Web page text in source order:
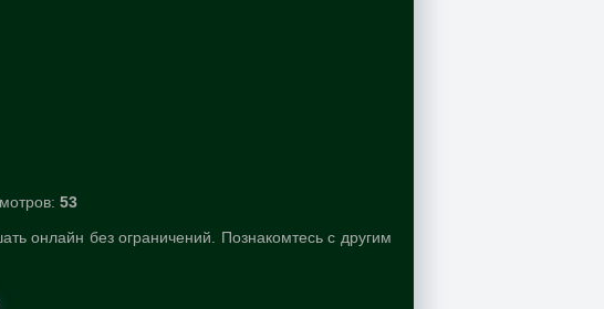
53
онлайн без ограничений. Познакомтесь с другим